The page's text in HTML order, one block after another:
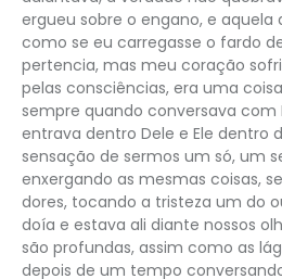
ergueu sobre o engano, e aquela
como se eu carregasse o fardo
pertencia, mas meu coração
pelas consciências, era uma
sempre quando conversava com
entrava dentro Dele e Ele dentro
sensação de sermos um só, um
enxergando as mesmas coisas,
dores, tocando a tristeza um do
doía e estava ali diante nossos
são profundas, assim como as
depois de um tempo